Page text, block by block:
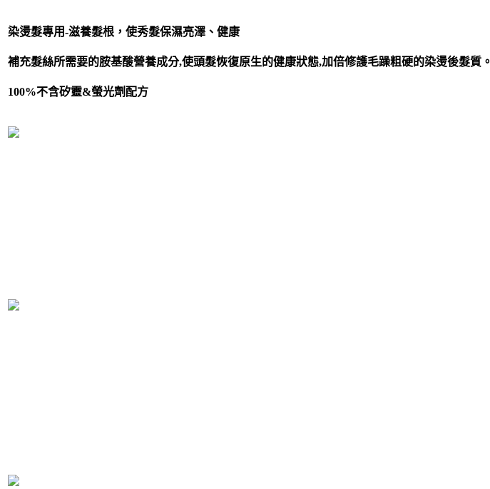
染燙髮專用-滋養髮根，使秀髮保濕亮澤、健康
補充髮絲所需要的胺基酸營養成分,使頭髮恢復原生的健康狀態,加倍修護毛躁粗硬的染燙後髮質。
100%不含矽靈&螢光劑配方